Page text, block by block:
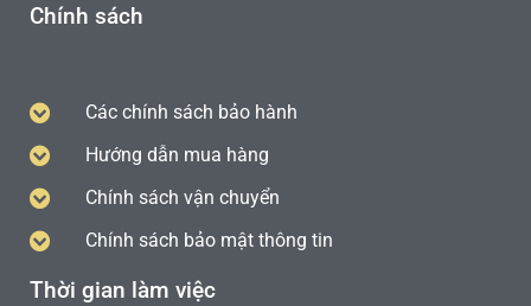
Chính sách
Các chính sách bảo hành
Hướng dẫn mua hàng
Chính sách vận chuyển
Chính sách bảo mật thông tin
Thời gian làm việc